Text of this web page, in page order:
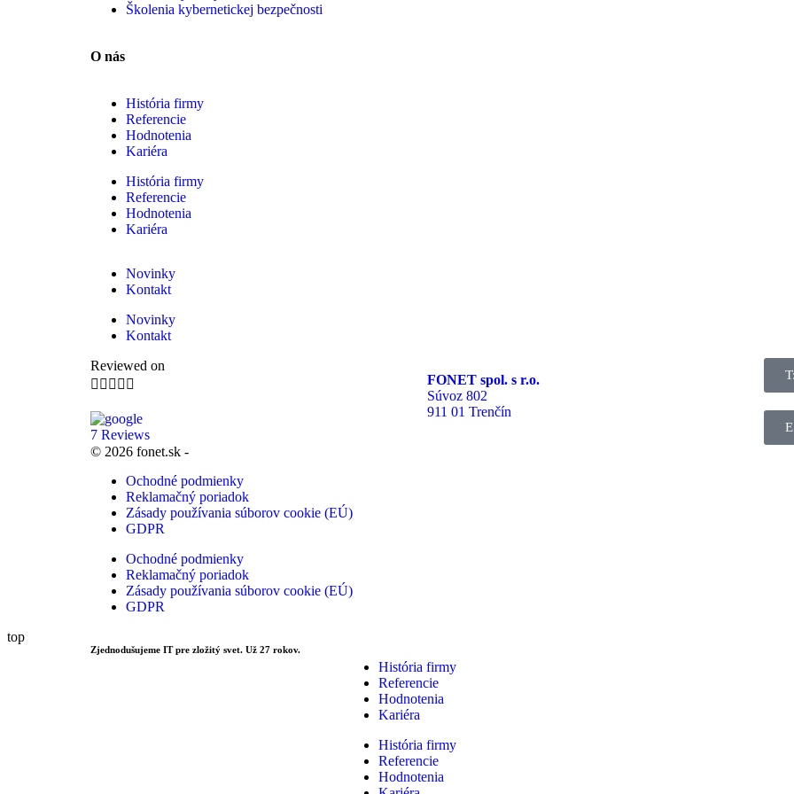
Školenia kybernetickej bezpečnosti
O nás
História firmy
Referencie
Hodnotenia
Kariéra
História firmy
Referencie
Hodnotenia
Kariéra
Novinky
Kontakt
Novinky
Kontakt
Reviewed on
    
7 Reviews
FONET spol. s r.o.
Súvoz 802
911 01 Trenčín
© 2026 fonet.sk -
Ochodné podmienky
Reklamačný poriadok
Zásady používania súborov cookie (EÚ)
GDPR
Ochodné podmienky
Reklamačný poriadok
Zásady používania súborov cookie (EÚ)
GDPR
top
Zjednodušujeme IT pre zložitý svet. Už 27 rokov.
História firmy
Referencie
Hodnotenia
Kariéra
História firmy
Referencie
Hodnotenia